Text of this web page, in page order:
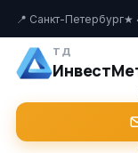
📍 Санкт-Петербург★
ТД